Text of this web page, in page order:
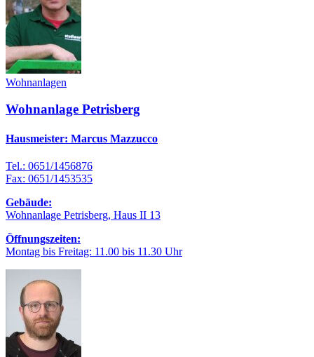
Wohnanlagen
Wohnanlage Petrisberg
Hausmeister: Marcus Mazzucco
Tel.: 0651/1456876
Fax: 0651/1453535
Gebäude:
Wohnanlage Petrisberg, Haus II 13
Öffnungszeiten:
Montag bis Freitag: 11.00 bis 11.30 Uhr